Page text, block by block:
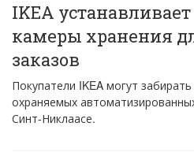
IKEA
камеры хранения
заказов
Покупатели IKEA могут
охраняемых
Синт-Никлаасе.